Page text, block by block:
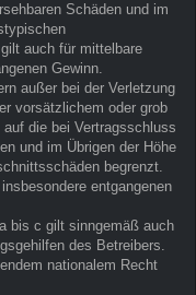
Schäden und im
auch für mittelbare
Gewinn.
außer bei der Verletzung
vorsätzlichem oder grob
die bei Vertragsschluss
und im Übrigen der Höhe
begrenzt.
entgangenen
bis c gilt sinngemäß auch
des Betreibers.
nationalem Recht